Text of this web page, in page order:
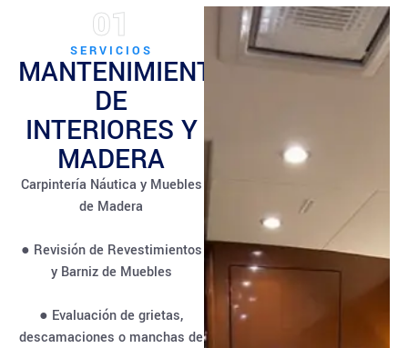
01
SERVICIOS
MANTENIMIENTO
DE
INTERIORES Y
MADERA
Carpintería Náutica y Muebles
de Madera
● Revisión de Revestimientos
y Barniz de Muebles
● Evaluación de grietas,
descamaciones o manchas de